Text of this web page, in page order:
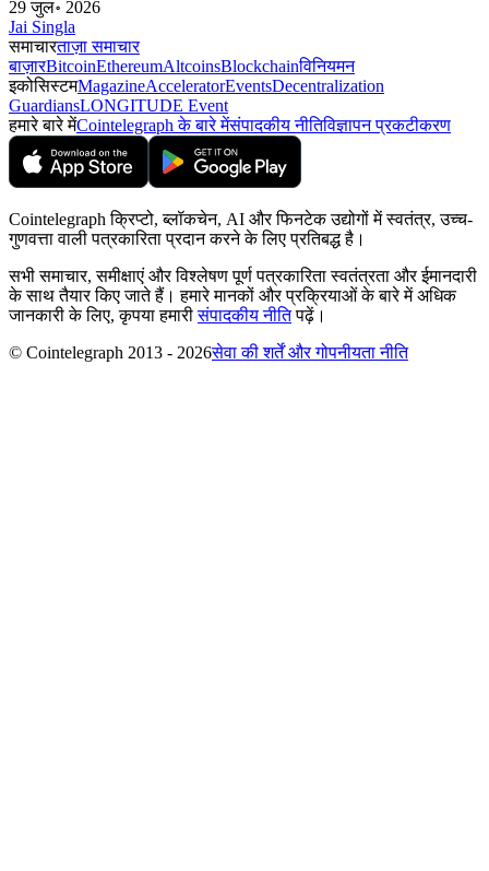
29 जुल॰ 2026
Jai Singla
समाचारताज़ा समाचार
बाज़ारBitcoinEthereumAltcoinsBlockchainविनियमन
इकोसिस्टमMagazineAcceleratorEventsDecentralization
GuardiansLONGITUDE Event
हमारे बारे मेंCointelegraph के बारे मेंसंपादकीय नीतिविज्ञापन प्रकटीकरण
Cointelegraph क्रिप्टो, ब्लॉकचेन, AI और फिनटेक उद्योगों में स्वतंत्र, उच्च-
गुणवत्ता वाली पत्रकारिता प्रदान करने के लिए प्रतिबद्ध है।
सभी समाचार, समीक्षाएं और विश्लेषण पूर्ण पत्रकारिता स्वतंत्रता और ईमानदारी
के साथ तैयार किए जाते हैं। हमारे मानकों और प्रक्रियाओं के बारे में अधिक
जानकारी के लिए, कृपया हमारीसंपादकीय नीतिपढ़ें।
© Cointelegraph 2013 - 2026सेवा की शर्तें और गोपनीयता नीति